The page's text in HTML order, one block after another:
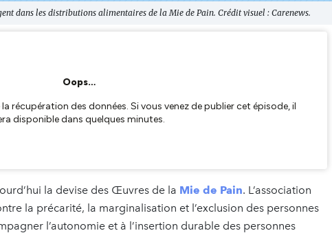
dans les distributions alimentaires de la Mie de Pain. Crédit visuel : Carenews.
la devise des Œuvres de la Mie de Pain. L’association
la précarité, la marginalisation et l’exclusion des personnes
l’autonomie et à l’insertion durable des personnes